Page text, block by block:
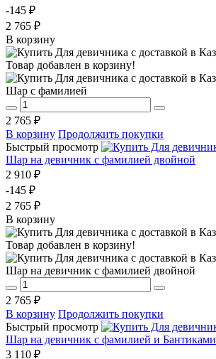
-145 ₽
2 765 ₽
В корзину
Товар добавлен в корзину!
Шар с фамилией
2 765 ₽
В корзину Продолжить покупки
Быстрый просмотр
Шар на девичник с фамилией двойной
2 910 ₽
-145 ₽
2 765 ₽
В корзину
Товар добавлен в корзину!
Шар на девичник с фамилией двойной
2 765 ₽
В корзину Продолжить покупки
Быстрый просмотр
Шар на девичник с фамилией и Бантиками
3 110 ₽